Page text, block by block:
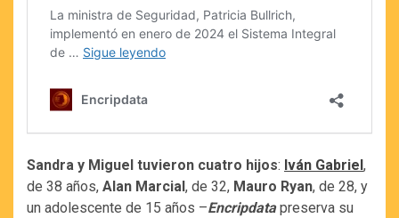
Sandra y Miguel tuvieron cuatro hijos: Iván Gabriel,
de 38 años, Alan Marcial, de 32, Mauro Ryan, de 28, y
un adolescente de 15 años –Encripdatapreserva su